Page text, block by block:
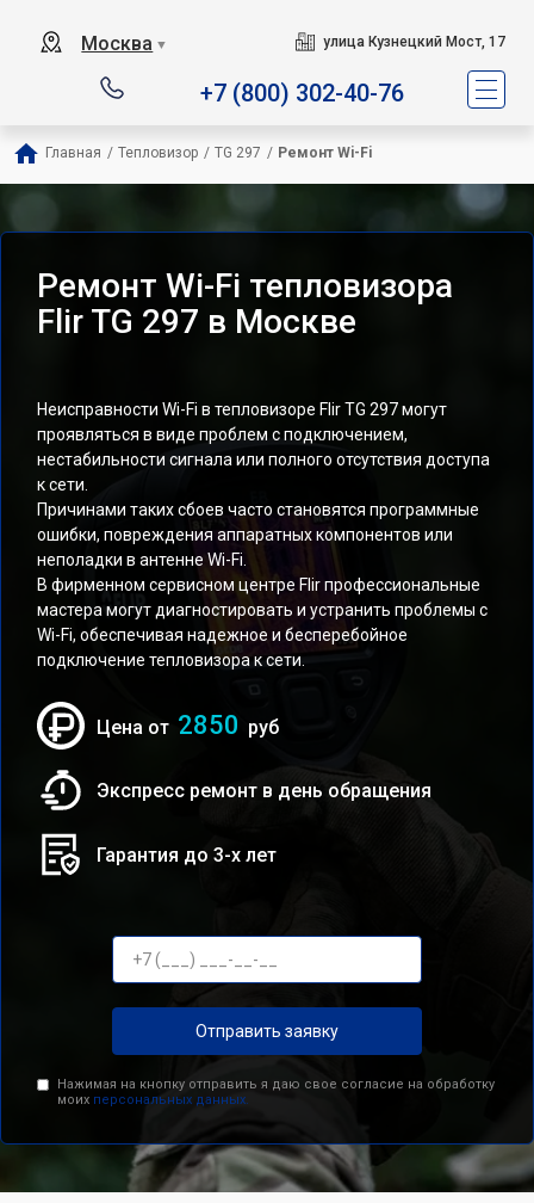
Москва ▼ улица Кузнецкий Мост, 17
+7 (800) 302-40-76
Главная / Тепловизор / TG 297 / Ремонт Wi-Fi
Ремонт Wi-Fi тепловизора
Flir TG 297 в Москве
Неисправности Wi-Fi в тепловизоре Flir TG 297 могут
проявляться в виде проблем с подключением,
нестабильности сигнала или полного отсутствия доступа
к сети.
Причинами таких сбоев часто становятся программные
ошибки, повреждения аппаратных компонентов или
неполадки в антенне Wi-Fi.
В фирменном сервисном центре Flir профессиональные
мастера могут диагностировать и устранить проблемы с
Wi-Fi, обеспечивая надежное и бесперебойное
подключение тепловизора к сети.
Цена от 2850 руб
Экспресс ремонт в день обращения
Гарантия до 3-х лет
Отправить заявку
Нажимая на кнопку отправить я даю свое согласие на обработку
моих персональных данных.